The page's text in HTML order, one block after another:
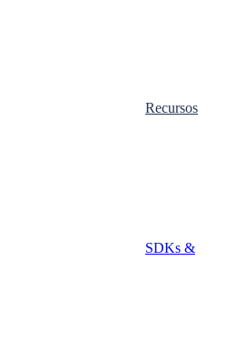
Recursos
SDKs &